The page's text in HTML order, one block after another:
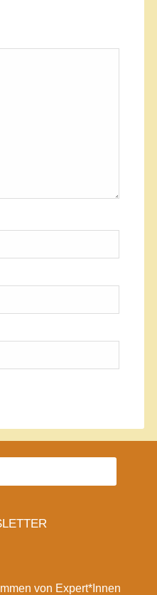
von Expert*Innen